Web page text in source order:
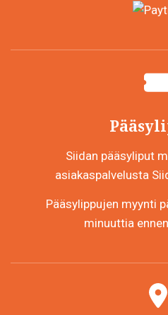
Siidan pääsyliput
asiakaspalvelusta
Pääsylippujen myynti
minuuttia